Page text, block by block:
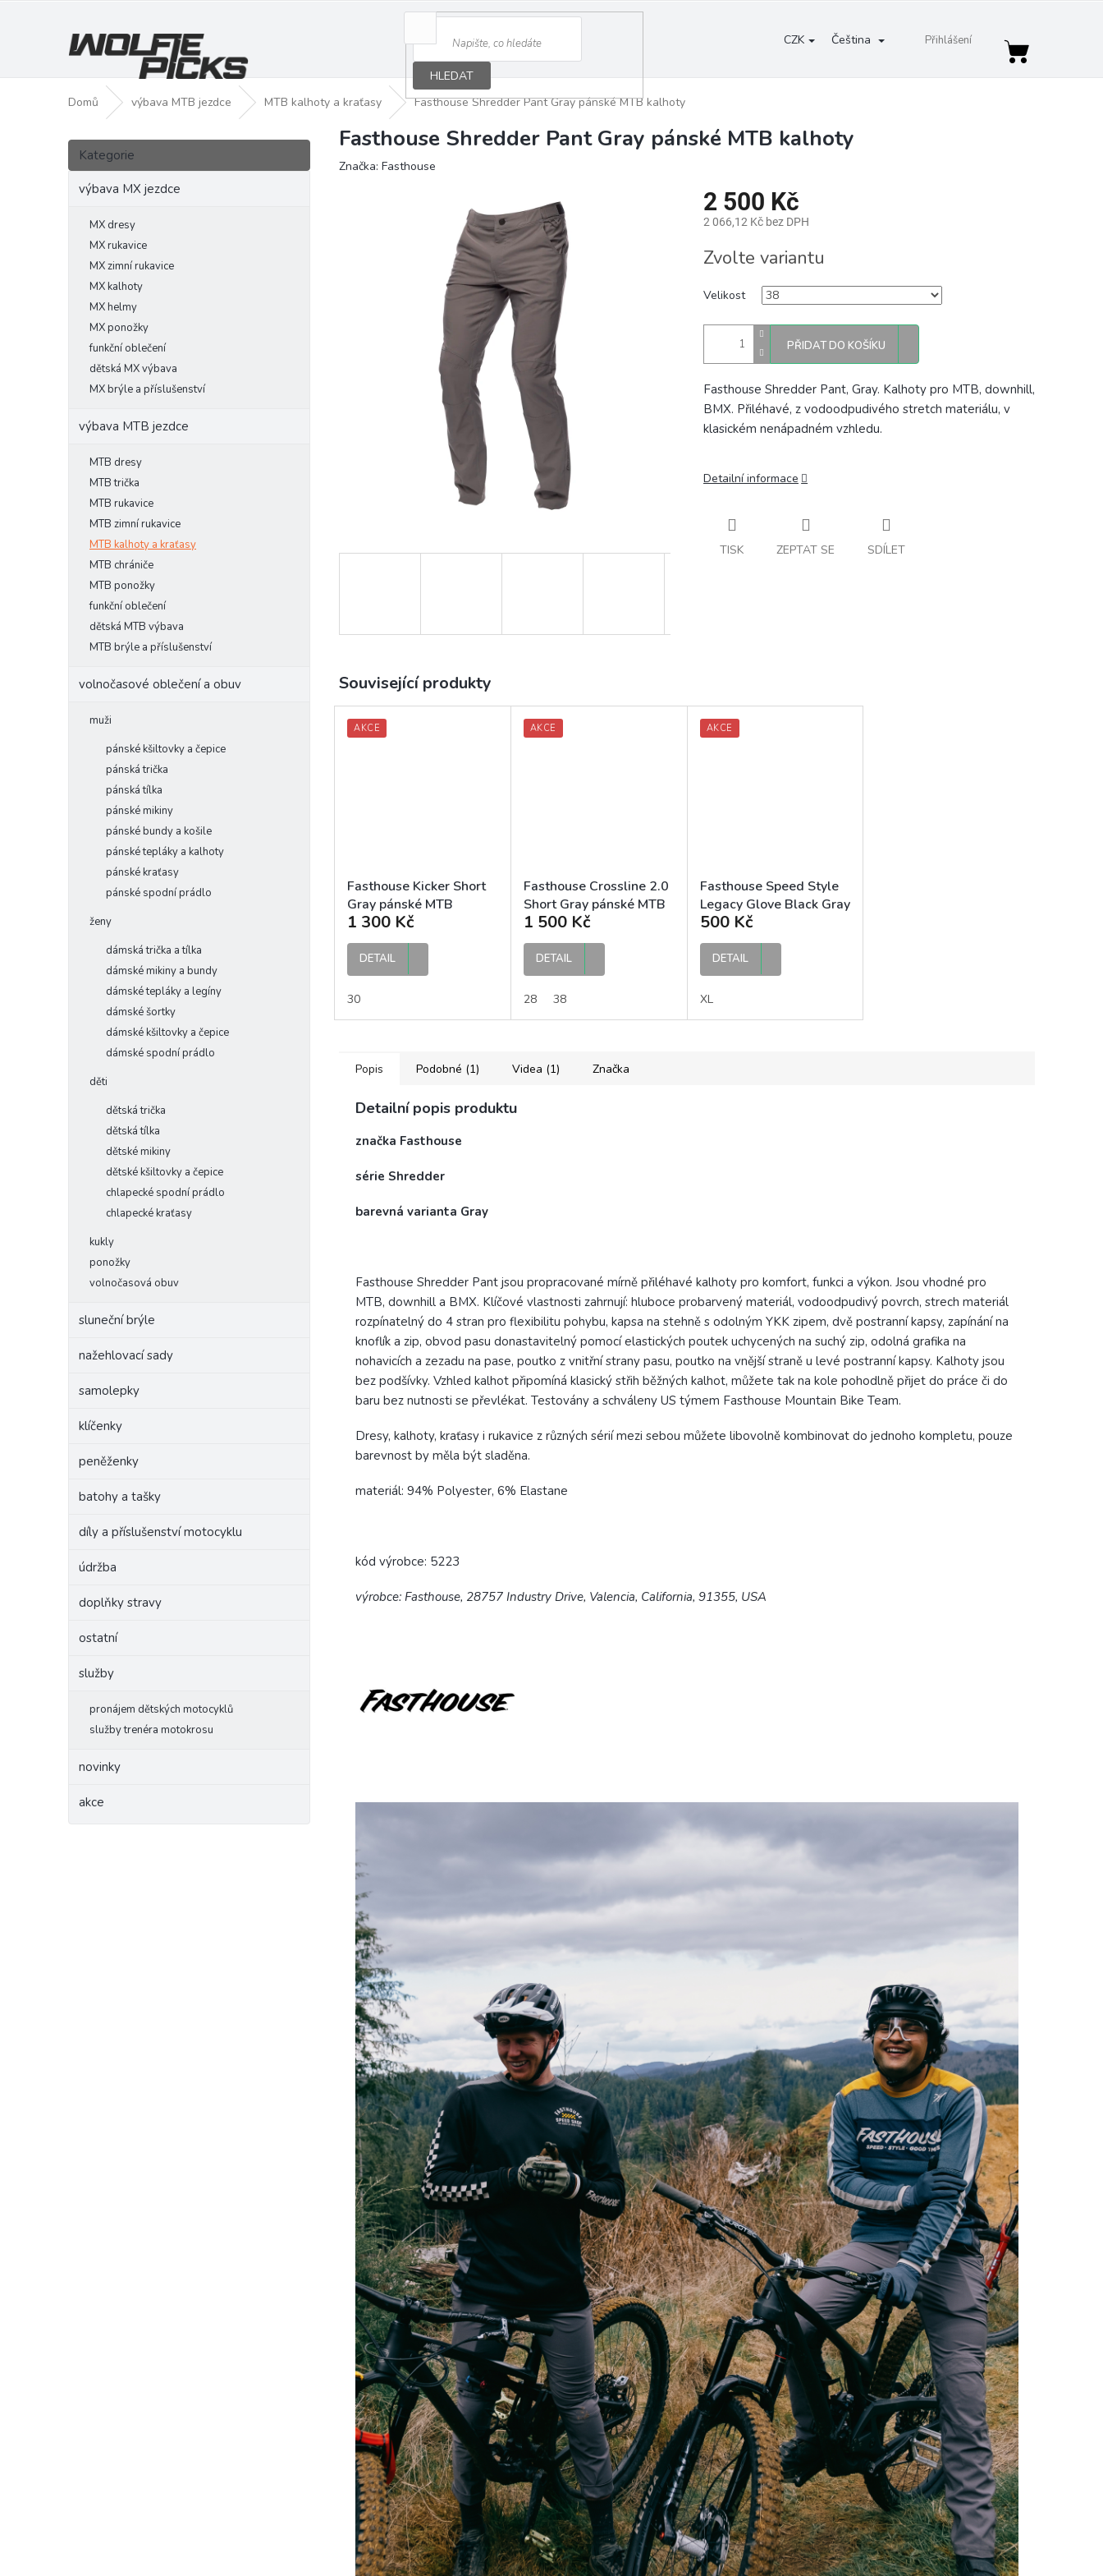
CZK Čeština Přihlášení
HLEDAT
Nákupní
Domů výbava MTB jezdce MTB kalhoty a kraťasy Fasthouse Shredder Pant Gray pánské MTB kalhoty
P
s
Přeskočit
kategorie
Kategorie
výbava MX jezdce
MX dresy
MX rukavice
MX zimní rukavice
MX kalhoty
MX helmy
MX ponožky
funkční oblečení
dětská MX výbava
MX brýle a příslušenství
výbava MTB jezdce
MTB dresy
MTB trička
MTB rukavice
MTB zimní rukavice
MTB kalhoty a kraťasy
MTB chrániče
MTB ponožky
funkční oblečení
dětská MTB výbava
MTB brýle a příslušenství
volnočasové oblečení a obuv
muži
pánské kšiltovky a čepice
pánská trička
pánská tílka
pánské mikiny
pánské bundy a košile
pánské tepláky a kalhoty
pánské kraťasy
pánské spodní prádlo
ženy
dámská trička a tílka
dámské mikiny a bundy
dámské tepláky a legíny
dámské šortky
dámské kšiltovky a čepice
dámské spodní prádlo
děti
dětská trička
dětská tílka
dětské mikiny
dětské kšiltovky a čepice
chlapecké spodní prádlo
chlapecké kraťasy
kukly
ponožky
volnočasová obuv
sluneční brýle
nažehlovací sady
samolepky
klíčenky
peněženky
batohy a tašky
díly a příslušenství motocyklu
údržba
doplňky stravy
ostatní
služby
pronájem dětských motocyklů
služby trenéra motokrosu
novinky
akce
Fasthouse Shredder Pant Gray pánské MTB kalhoty
Značka: Fasthouse
2 500 Kč
2 066,12 Kč bez DPH
cena:
Zvolte variantu
Velikost
PŘIDAT DO KOŠÍKU
Fasthouse Shredder Pant, Gray. Kalhoty pro MTB, downhill,
BMX. Přiléhavé, z vodoodpudivého stretch materiálu, v
klasickém nenápadném vzhledu.
Detailní informace
TISK ZEPTAT SE SDÍLET
Související produkty
AKCE
Fasthouse Kicker Short
Gray pánské MTB
kraťasy
1 300 Kč
DETAIL
30
AKCE
Fasthouse Crossline 2.0
Short Gray pánské MTB
kraťasy
1 500 Kč
DETAIL
28 38
AKCE
Fasthouse Speed Style
Legacy Glove Black Gray
MX rukavice
500 Kč
DETAIL
XL
Popis Podobné (1) Videa (1) Značka
Detailní popis produktu
značka Fasthouse
série Shredder
barevná varianta Gray
Fasthouse Shredder Pant jsou propracované mírně přiléhavé kalhoty pro komfort, funkci a výkon. Jsou vhodné pro
MTB, downhill a BMX. Klíčové vlastnosti zahrnují: hluboce probarvený materiál, vodoodpudivý povrch, strech materiál
rozpínatelný do 4 stran pro flexibilitu pohybu, kapsa na stehně s odolným YKK zipem, dvě postranní kapsy, zapínání na
knoflík a zip, obvod pasu donastavitelný pomocí elastických poutek uchycených na suchý zip, odolná grafika na
nohavicích a zezadu na pase, poutko z vnitřní strany pasu, poutko na vnější straně u levé postranní kapsy. Kalhoty jsou
bez podšívky. Vzhled kalhot připomíná klasický střih běžných kalhot, můžete tak na kole pohodlně přijet do práce či do
baru bez nutnosti se převlékat. Testovány a schváleny US týmem Fasthouse Mountain Bike Team.
Dresy, kalhoty, kraťasy i rukavice z různých sérií mezi sebou můžete libovolně kombinovat do jednoho kompletu, pouze
barevnost by měla být sladěna.
materiál: 94% Polyester, 6% Elastane
kód výrobce: 5223
výrobce: Fasthouse, 28757 Industry Drive, Valencia, California, 91355, USA